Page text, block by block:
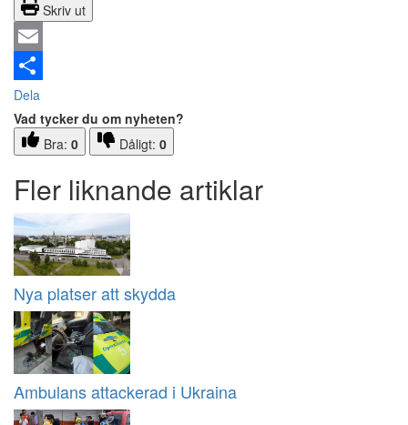
Skriv ut
Email
Dela
Vad tycker du om nyheten?
Bra: 0 Dåligt: 0
Fler liknande artiklar
Nya platser att skydda
Ambulans attackerad i Ukraina